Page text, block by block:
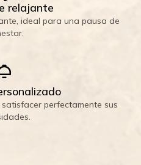
relajante
ideal para una pausa de
perfectamente sus